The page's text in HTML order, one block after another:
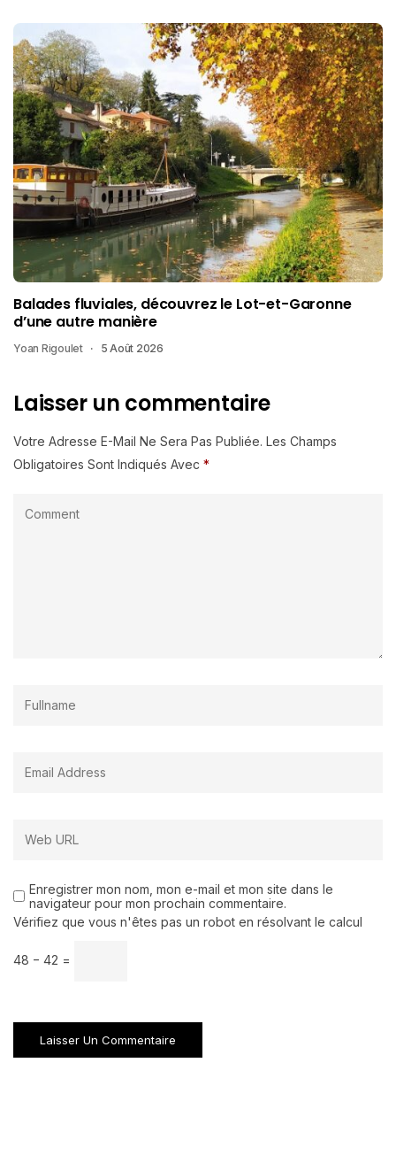
Balades fluviales, découvrez le Lot-et-Garonne
d’une autre manière
Yoan Rigoulet 5 Août 2026
Laisser un commentaire
Votre Adresse E-Mail Ne Sera Pas Publiée. Les Champs
Obligatoires Sont Indiqués Avec *
Enregistrer mon nom, mon e-mail et mon site dans le
navigateur pour mon prochain commentaire.
Vérifiez que vous n'êtes pas un robot en résolvant le calcul
48 − 42 =